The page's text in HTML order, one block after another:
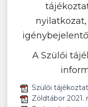
A Szülői
Szülői
Zöldtábor